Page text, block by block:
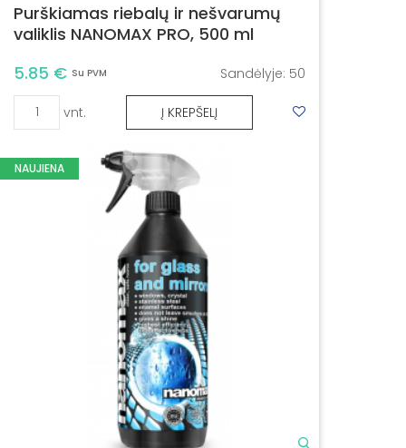
Purškiamas riebalų ir nešvarumų
valiklis NANOMAX PRO, 500 ml
5.85 € Su PVM Sandėlyje: 50
vnt. Į KREPŠELĮ
NAUJIENA